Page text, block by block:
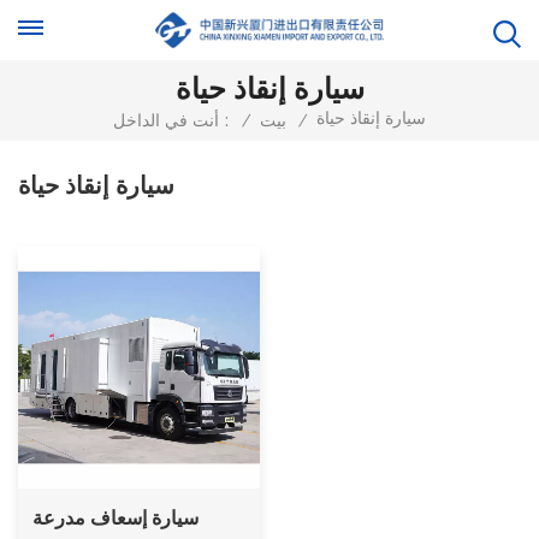
سيارة إنقاذ حياة
أنت في الداخل : / بيت / سيارة إنقاذ حياة
سيارة إنقاذ حياة
سيارة إسعاف مدرعة